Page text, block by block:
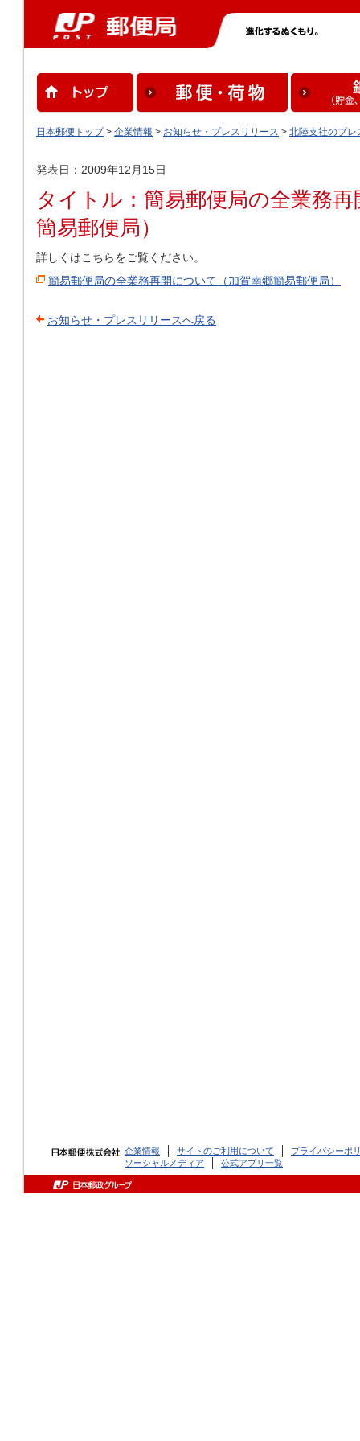
日本郵便トップ> 企業情報 > お知らせ・プレスリリース > 北陸支社のプレ
発表日：2009年12月15日
タイトル：簡易郵便局の全業務
簡易郵便局）
詳しくはこちらをご覧ください。
簡易郵便局の全業務再開について（加賀南郷簡易郵便局）
お知らせ・プレスリリースへ戻る
企業情報 サイトのご利用について
プライバシーポ
ソーシャルメディア
公式アプリ一覧